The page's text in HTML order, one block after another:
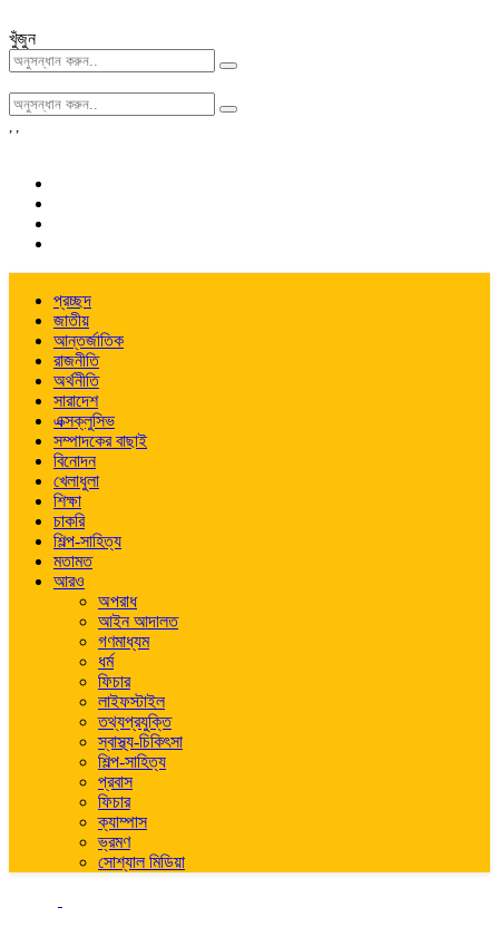
খুঁজুন
, ,
প্রচ্ছদ
জাতীয়
আন্তর্জাতিক
রাজনীতি
অর্থনীতি
সারাদেশ
এক্সক্লুসিভ
সম্পাদকের বাছাই
বিনোদন
খেলাধুলা
শিক্ষা
চাকরি
শিল্প-সাহিত্য
মতামত
আরও
অপরাধ
আইন আদালত
গণমাধ্যম
ধর্ম
ফিচার
লাইফস্টাইল
তথ্যপ্রযুক্তি
স্বাস্থ্য-চিকিৎসা
শিল্প-সাহিত্য
প্রবাস
ফিচার
ক্যাম্পাস
ভ্রমণ
সোশ্যাল মিডিয়া